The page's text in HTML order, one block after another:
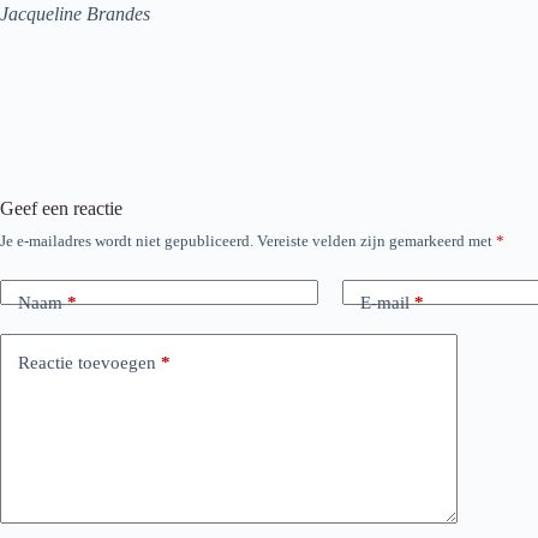
Jacqueline Brandes
Geef een reactie
Je e-mailadres wordt niet gepubliceerd. Vereiste velden zijn gemarkeerd met *
Naam* E-mail*
Reactie toevoegen *